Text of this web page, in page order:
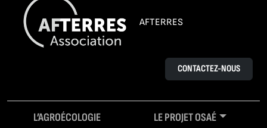
AFTERRES
CONTACTEZ-NOUS
L’AGROÉCOLOGIE LE PROJET OSAÉ